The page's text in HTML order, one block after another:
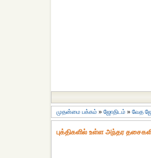
முதன்மை பக்கம் » ஜோதிடம் » வேத
புக்திகளில் உள்ள அந்தர